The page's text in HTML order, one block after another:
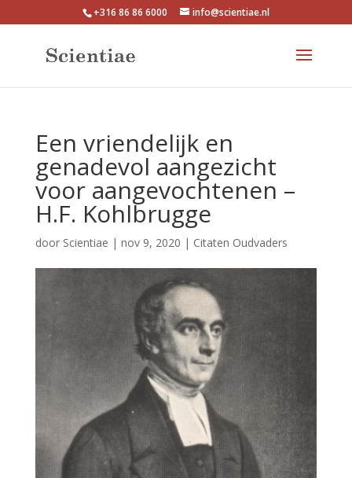
+316 86 86 6000 info@scientiae.nl
Een vriendelijk en
genadevol aangezicht
voor aangevochtenen –
H.F. Kohlbrugge
door Scientiae | nov 9, 2020 | Citaten Oudvaders